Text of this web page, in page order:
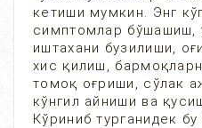
кетиши мумкин. Энг
симптомлар бўшашиш,
иштахани бузилиши,
хис қилиш,
томоқ оғриши, сўлак
кўнгил айниши ва
Кўриниб турганидек